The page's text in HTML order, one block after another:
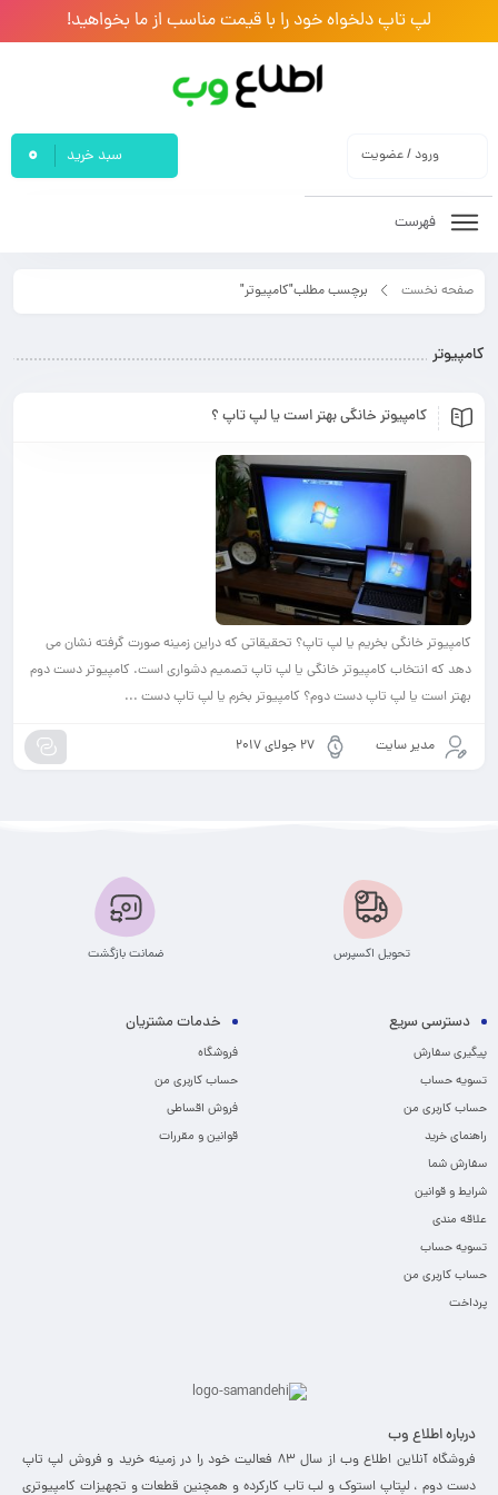
لپ تاپ دلخواه خود را با قیمت مناسب از ما بخواهید!
ورود / عضویت سبد خرید 0
فهرست
صفحه نخست برچسب مطلب"کامپیوتر"
کامپیوتر
کامپیوتر خانگی بهتر است یا لپ تاپ ؟
کامپیوتر خانگی بخریم یا لپ تاپ؟ تحقیقاتی که دراین زمینه صورت گرفته نشان می
دهد که انتخاب کامپیوتر خانگی یا لپ تاپ تصمیم دشواری است. کامپیوتر دست دوم
بهتر است یا لپ تاپ دست دوم؟ کامپیوتر بخرم یا لپ تاپ دست ...
مدیر سایت 27 جولای 2017
تحویل اکسپرس ضمانت بازگشت
دسترسی سریع
پیگیری سفارش
تسویه حساب
حساب کاربری من
راهنمای خرید
سفارش شما
شرایط و قوانین
علاقه مندی
تسویه حساب
حساب کاربری من
پرداخت
خدمات مشتریان
فروشگاه
حساب کاربری من
فروش اقساطی
قوانین و مقررات
درباره اطلاع وب
فروشگاه آنلاین اطلاع وب از سال 83 فعالیت خود را در زمینه خرید و فروش لپ تاپ
دست دوم ، لپتاپ استوک و لب تاب کارکرده و همچنین قطعات و تجهیزات کامپیوتری